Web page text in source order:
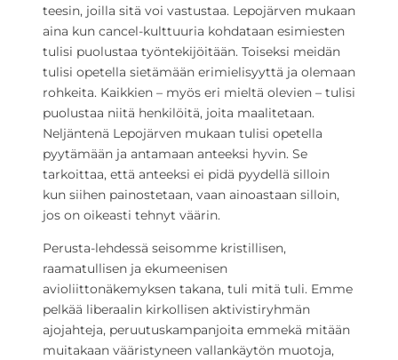
teesin, joilla sitä voi vastustaa. Lepojärven mukaan
aina kun cancel-kulttuuria kohdataan esimiesten
tulisi puolustaa työntekijöitään. Toiseksi meidän
tulisi opetella sietämään erimielisyyttä ja olemaan
rohkeita. Kaikkien – myös eri mieltä olevien – tulisi
puolustaa niitä henkilöitä, joita maalitetaan.
Neljäntenä Lepojärven mukaan tulisi opetella
pyytämään ja antamaan anteeksi hyvin. Se
tarkoittaa, että anteeksi ei pidä pyydellä silloin
kun siihen painostetaan, vaan ainoastaan silloin,
jos on oikeasti tehnyt väärin.
Perusta-lehdessä seisomme kristillisen,
raamatullisen ja ekumeenisen
avioliittonäkemyksen takana, tuli mitä tuli. Emme
pelkää liberaalin kirkollisen aktivistiryhmän
ajojahteja, peruutuskampanjoita emmekä mitään
muitakaan vääristyneen vallankäytön muotoja,